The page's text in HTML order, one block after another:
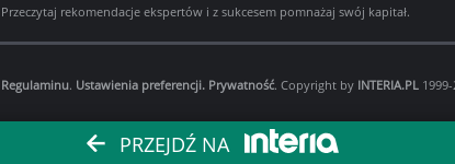
Przeczytaj rekomendacje ekspertów i z sukcesem pomnażaj swój kapitał.
Regulaminu. Ustawienia preferencji. Prywatność. Copyright by INTERIA.PL
PRZEJDŹ NA